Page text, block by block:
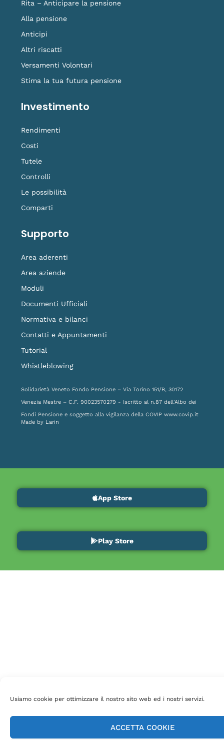
Usiamo cookie per ottimizzare il nostro sito web ed i nostri servizi.
ACCETTA COOKIE
Rita – Anticipare la pensione
Alla pensione
Anticipi
Altri riscatti
Versamenti Volontari
Stima la tua futura pensione
Investimento
Rendimenti
Costi
Tutele
Controlli
Le possibilità
Comparti
Supporto
Area aderenti
Area aziende
Moduli
Documenti Ufficiali
Normativa e bilanci
Contatti e Appuntamenti
Tutorial
Whistleblowing
Solidarietà Veneto Fondo Pensione – Via Torino 151/B, 30172
Venezia Mestre – C.F. 90023570279 - Iscritto al n.87 dell'Albo dei
Fondi Pensione e soggetto alla vigilanza della COVIP www.covip.it
Made by Larin
App Store
Play Store